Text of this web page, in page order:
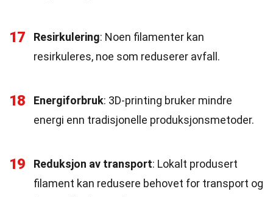
17 Resirkulering: Noen filamenter kan
resirkuleres, noe som reduserer avfall.
18 Energiforbruk: 3D-printing bruker mindre
energi enn tradisjonelle produksjonsmetoder.
19 Reduksjon av transport: Lokalt produsert
filament kan redusere behovet for transport og